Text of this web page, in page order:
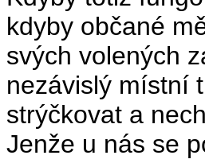
kdyby občané
svých volených
nezávislý místní
strýčkovat a
Jenže u nás se